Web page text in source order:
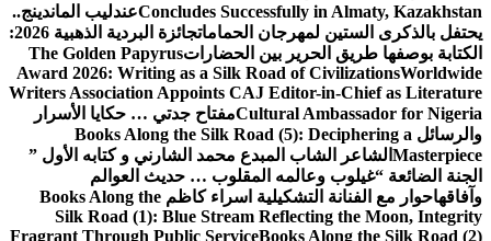
Concludes Successfully in Almaty, Kazakhstanعندليب الماندينج..
يحتفل بالذكرى الستين لمهرجان الحمامات
جائزة البردية الذهبية 2026:
الكتابة بوصفها طريق الحرير بين الحضاراتThe Golden Papyrus
Award 2026: Writing as a Silk Road of CivilizationsWorldwide
Writers Association Appoints CAJ Editor-in-Chief as Literature
Cultural Ambassador for Nigeriaمفتاح جدتي … حكايا الأسرار
والرسائل Books Along the Silk Road (5): Deciphering a
Masterpiece الشاعر الشاب المبدع محمد الشارني و كتابه الأول ”
الجنة الضائعة “غيلوب وعالمه المقلوب … حديث العوالم
وآفاقهاحوار مع الفنانة التشكيلية اسراء كاظم Books Along the
Silk Road (1): Blue Stream Reflecting the Moon, Integrity
Fragrant Through Public ServiceBooks Along the Silk Road (2)